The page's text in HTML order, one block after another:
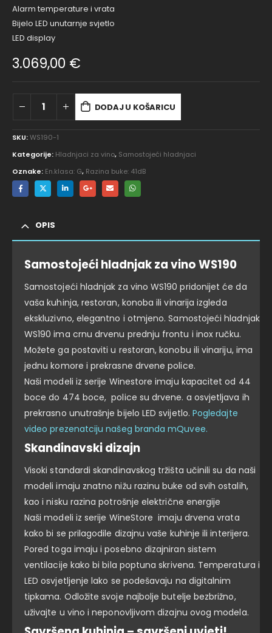
Alarm temperature i vrata
Bijelo LED unutarnje svjetlo
LED display
3.069,00 €
DODAJ U KOŠARICU
SKU:WS190-1
Kategorije: Hladnjaci za vino, Samostojeći hladnjaci
Oznake: En.klasa: G, Razina buke: 41dB
OPIS
Samostojeći hladnjak za vino WS190
Samostojeći hladnjak za vino WS190 pridonijet će da
vaša kuhinja, restoran, konoba ili vinarija izgleda
ekskluzivno, elegantno i otmjeno. Samostojeći hladnjak
WS190 ima crnu drvenu prednju frontu i inox ručku.
Možete ga postaviti u restoran, konobu ili vinariju, ima
jednu komore i prekrasne drvene police.
Naši modeli iz serije Winestore imaju kapacitet od 44
boce do 474 boce, police su drvene. a osvjetljava ih
prekrasno unutrašnje bijelo LED svijetlo. Pogledajte
video prezenatciju našeg branda mQuvee.
Skandinavski dizajn
Visoki standardi skandinavskog tržišta učinili su da naši
modeli imaju znatno nižu razinu buke od svih ostalih,
kao i nisku razina potrošnje električne energije
Naši modeli iz serije WineStore imaju drvena vrata
kako bi se prilagodile dizajnu vaše kuhinje ili interijera.
Pored toga imaju i posebno dizajniran sistem
ventilacije kako bi bila poptuna skrivena. Temperatura i
LED osvjetljenje lako se podešavaju na digitalnim
tipkama. Odložite svoje najbolje butelje bezbrižno,
uživajte u vino i neponovljivom dizajnu ovog modela.